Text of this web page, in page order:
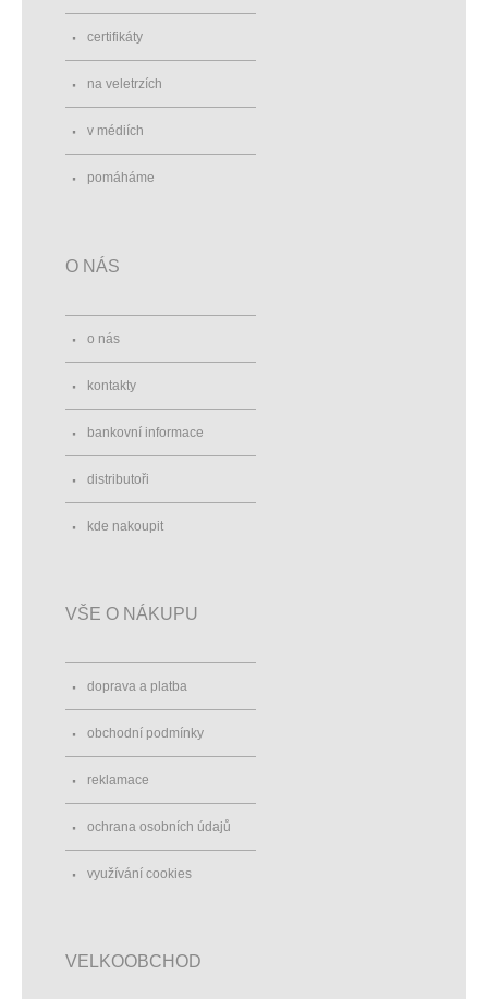
certifikáty
na veletrzích
v médiích
pomáháme
O NÁS
o nás
kontakty
bankovní informace
distributoři
kde nakoupit
VŠE O NÁKUPU
doprava a platba
obchodní podmínky
reklamace
ochrana osobních údajů
využívání cookies
VELKOOBCHOD